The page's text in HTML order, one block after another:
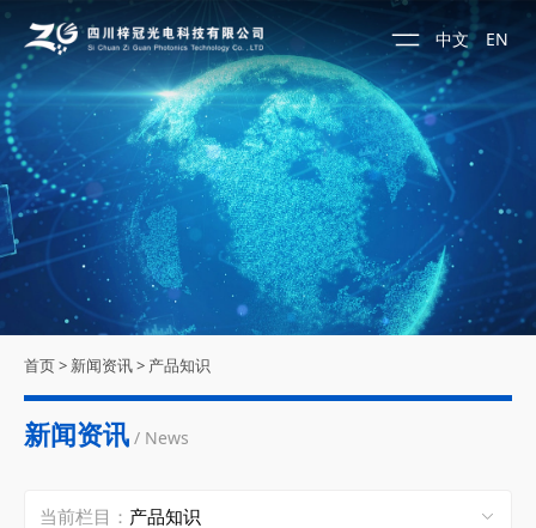
中文 EN
首页> 新闻资讯> 产品知识
新闻资讯 / News
当前栏目：